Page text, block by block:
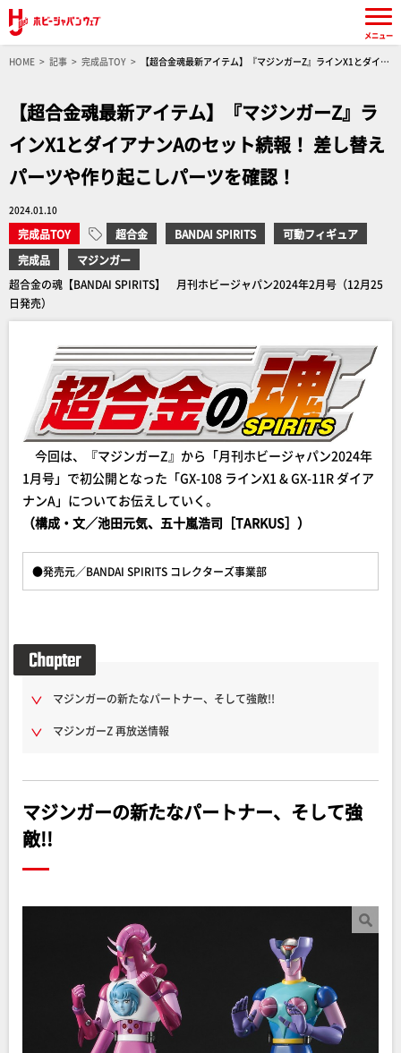
HOME 記事 完成品TOY
【超合金魂最新アイテム】『マジンガーZ』ラインX1とダイア
【超合金魂最新アイテム】『マジンガーZ』ラ
インX1とダイアナンAのセット続報！ 差し替え
パーツや作り起こしパーツを確認！
2024.01.10
完成品TOY 超合金 BANDAI SPIRITS
可動フィギュア
完成品
マジンガー
超合金の魂【BANDAI SPIRITS】 月刊ホビージャパン2024年2月号（12月25
日発売）
今回は、『マジンガーZ』から「月刊ホビージャパン2024年
1月号」で初公開となった「GX-108 ラインX1 & GX-11R ダイア
ナンA」についてお伝えしていく。
（構成・文／池田元気、五十嵐浩司［TARKUS］）
●発売元／BANDAI SPIRITS コレクターズ事業部
マジンガーの新たなパートナー、そして強敵!!
マジンガーZ 再放送情報
マジンガーの新たなパートナー、そして強
敵!!
メニュー